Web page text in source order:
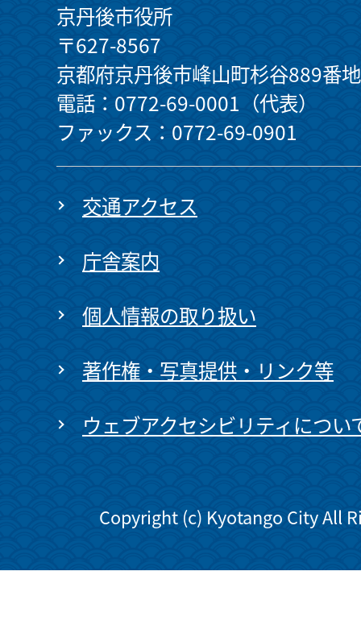
京丹後市役所
〒627-8567
京都府京丹後市峰山町杉谷889番地
電話：0772-69-0001（代表）
ファックス：0772-69-0901
交通アクセス
庁舎案内
個人情報の取り扱い
著作権・写真提供・リンク等
ウェブアクセシビリティについ
Copyright (c) Kyotango City All